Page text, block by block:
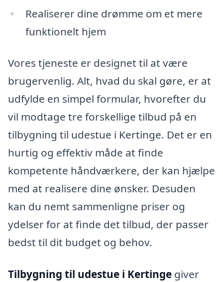
Realiserer dine drømme om et mere
funktionelt hjem
Vores tjeneste er designet til at være
brugervenlig. Alt, hvad du skal gøre, er at
udfylde en simpel formular, hvorefter du
vil modtage tre forskellige tilbud på en
tilbygning til udestue i Kertinge. Det er en
hurtig og effektiv måde at finde
kompetente håndværkere, der kan hjælpe
med at realisere dine ønsker. Desuden
kan du nemt sammenligne priser og
ydelser for at finde det tilbud, der passer
bedst til dit budget og behov.
Tilbygning til udestue i Kertinge giver